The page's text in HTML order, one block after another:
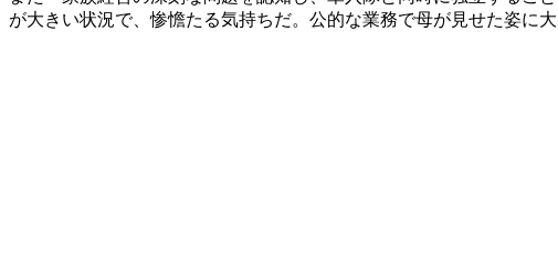
が大きい状況で、惨憺たる気持ちだ。公的な業務で母が見せた姿に